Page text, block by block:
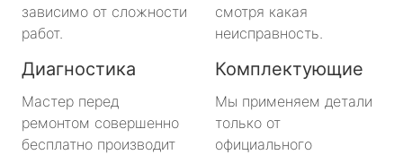
зависимо от сложности
работ.
смотря какая
неисправность.
Диагностика
Мастер перед
ремонтом совершенно
бесплатно производит
Комплектующие
Мы применяем детали
только от
официального